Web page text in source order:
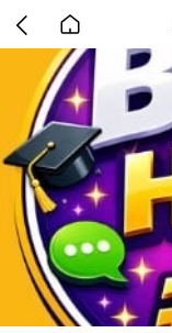
back
to
home